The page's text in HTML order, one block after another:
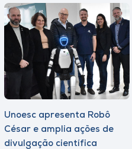
Unoesc apresenta Robô
César e amplia ações de
divulgação científica